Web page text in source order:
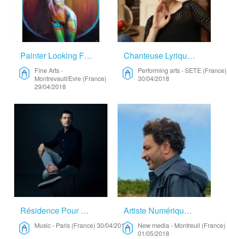
Painter Looking For A Residence/collaboration/artist Collectif – Fine Arts
Fine Arts-
Montrevault/Evre (France)
29/04/2018
Chanteuse Lyrique Recherche Espace Avec Piano – Performing Arts
Performing arts-SETE (France)
30/04/2018
Résidence Pour Trio Acoustique – Music
Music- Paris (France) 30/04/2018
Artiste Numérique – New Media
New media- Montreuil (France)
01/05/2018